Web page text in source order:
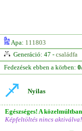
Apa: 111803
Generáció: 47 - családfa
Fedezések ebben a körben:
Nyilas
Egészséges! A
Képfeltöltés nincs aktiválva!